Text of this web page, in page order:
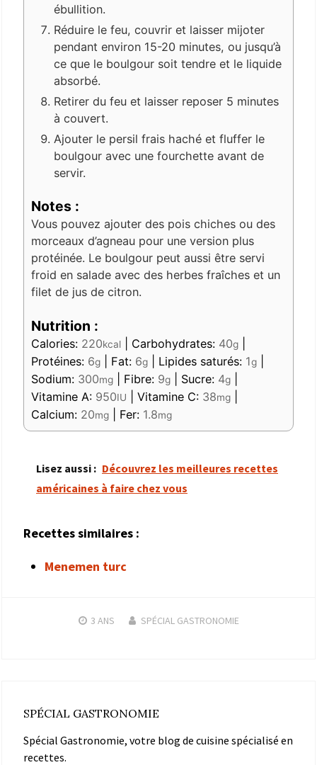
ébullition.
Réduire le feu, couvrir et laisser mijoter
pendant environ 15-20 minutes, ou jusqu’à
ce que le boulgour soit tendre et le liquide
absorbé.
Retirer du feu et laisser reposer 5 minutes
à couvert.
Ajouter le persil frais haché et fluffer le
boulgour avec une fourchette avant de
servir.
Notes :
Vous pouvez ajouter des pois chiches ou des
morceaux d’agneau pour une version plus
protéinée. Le boulgour peut aussi être servi
froid en salade avec des herbes fraîches et un
filet de jus de citron.
Nutrition :
Calories: 220kcal Carbohydrates: 40g
Protéines: 6g Fat: 6g Lipides saturés: 1g
Sodium: 300mg Fibre: 9g Sucre: 4g
Vitamine A: 950IU Vitamine C: 38mg
Calcium: 20mg Fer: 1.8mg
Lisez aussi : Découvrez les meilleures recettes
américaines à faire chez vous
Recettes similaires :
Menemen turc
3 ANS SPÉCIAL GASTRONOMIE
SPÉCIAL GASTRONOMIE
Spécial Gastronomie, votre blog de cuisine spécialisé en
recettes.